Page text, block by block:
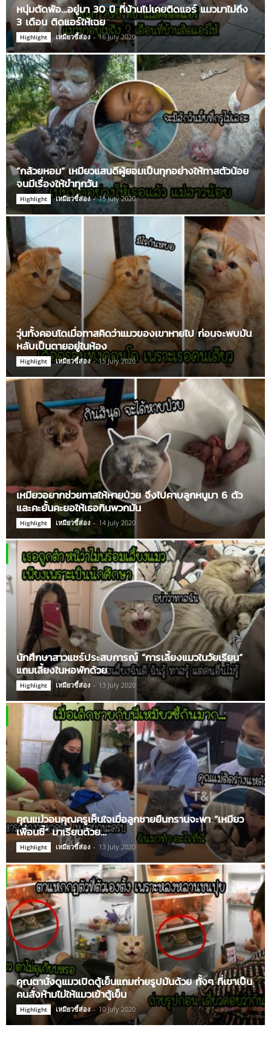
หนุ่มตัดพ้อ…อยู่มา 30 ปี ที่บ้านไม่เคยติดแอร์ แมวมาไม่ถึง
3 เดือน ติดแอร์ให้เฉย
Highlight เหมียวขี้ส่อง - 16 July 2020
“กล้วยหอม” เหมียวแสนดีผู้ยอมเป็นทุกอย่างให้ทาสตัวน้อย
จนมีเรื่องให้ขำทุกวัน
Highlight เหมียวขี้ส่อง - 15 July 2020
วุ่นทั้งคอนโดเมื่อทาสคิดว่าแมวของเขาหายไป ก่อนจะพบมัน
หลับเป็นตายอยู่ในห้อง
Highlight เหมียวขี้ส่อง - 15 July 2020
เหมียวอยากช่วยทาสให้หายป่วย จึงไปคาบลูกหนูมา 6 ตัว
และคะยั้นคะยอให้เธอกินพวกมัน
Highlight เหมียวขี้ส่อง - 14 July 2020
นักศึกษาสาวแชร์ประสบการณ์ “การเลี้ยงแมวในวัยเรียน”
แถมเลี้ยงในหอพักด้วย
Highlight เหมียวขี้ส่อง - 13 July 2020
คุณแม่วอนคุณครูเห็นใจเมื่อลูกชายยืนกรานจะพา “เหมียว
เพื่อนซี้” มาเรียนด้วย…
Highlight เหมียวขี้ส่อง - 13 July 2020
คุณตานั่งดูแมวเปิดตู้เย็นแถมถ่ายรูปมันด้วย ทั้งๆ ที่เขาเป็น
คนสั่งห้ามไม่ให้แมวเข้าตู้เย็น
Highlight เหมียวขี้ส่อง - 10 July 2020